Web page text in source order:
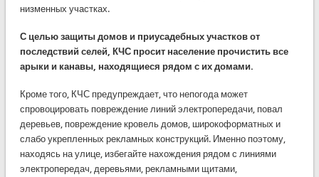
низменных участках.
С целью защиты домов и приусадебных участков от
последствий селей, КЧС просит население прочистить все
арыки и канавы, находящиеся рядом с их домами.
Кроме того, КЧС предупреждает, что непогода может
спровоцировать повреждение линий электропередачи, повал
деревьев, повреждение кровель домов, широкоформатных и
слабо укрепленных рекламных конструкций. Именно поэтому,
находясь на улице, избегайте нахождения рядом с линиями
электропередач, деревьями, рекламными щитами,